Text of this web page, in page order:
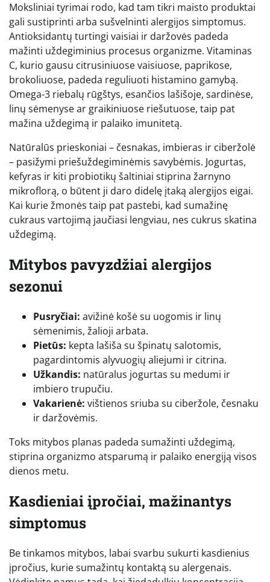
Moksliniai tyrimai rodo, kad tam tikri maisto produktai
gali sustiprinti arba sušvelninti alergijos simptomus.
Antioksidantų turtingi vaisiai ir daržovės padeda
mažinti uždegiminius procesus organizme. Vitaminas
C, kurio gausu citrusiniuose vaisiuose, paprikose,
brokoliuose, padeda reguliuoti histamino gamybą.
Omega-3 riebalų rūgštys, esančios lašišoje, sardinėse,
linų sėmenyse ar graikiniuose riešutuose, taip pat
mažina uždegimą ir palaiko imunitetą.
Natūralūs prieskoniai – česnakas, imbieras ir ciberžolė
– pasižymi priešuždegiminėmis savybėmis. Jogurtas,
kefyras ir kiti probiotikų šaltiniai stiprina žarnyno
mikroflorą, o būtent ji daro didelę įtaką alergijos eigai.
Kai kurie žmonės taip pat pastebi, kad sumažinę
cukraus vartojimą jaučiasi lengviau, nes cukrus skatina
uždegimą.
Mitybos pavyzdžiai alergijos
sezonui
Pusryčiai: avižinė košė su uogomis ir linų
sėmenimis, žalioji arbata.
Pietūs: kepta lašiša su špinatų salotomis,
pagardintomis alyvuogių aliejumi ir citrina.
Užkandis: natūralus jogurtas su medumi ir
imbiero trupučiu.
Vakarienė: vištienos sriuba su ciberžole, česnaku
ir daržovėmis.
Toks mitybos planas padeda sumažinti uždegimą,
stiprina organizmo atsparumą ir palaiko energiją visos
dienos metu.
Kasdieniai įpročiai, mažinantys
simptomus
Be tinkamos mitybos, labai svarbu sukurti kasdienius
įpročius, kurie sumažintų kontaktą su alergenais.